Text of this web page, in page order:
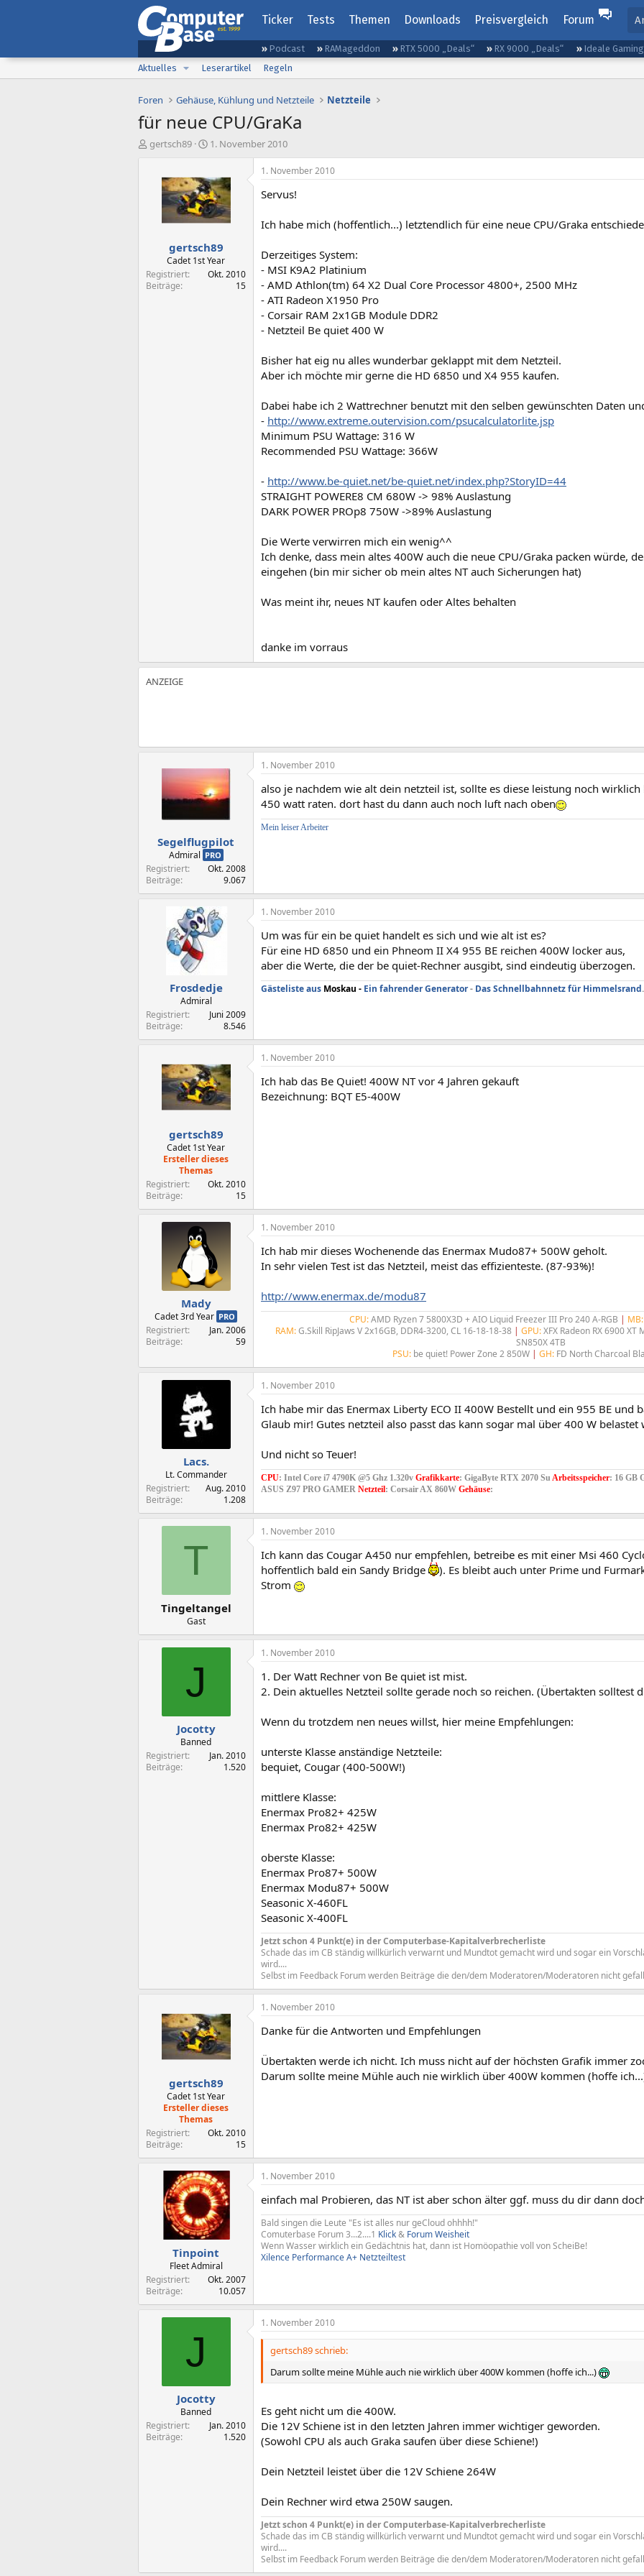
Ticker Tests Themen Downloads Preisvergleich Forum
Podcast RAMageddon RTX 5000 „Deals“ RX 9000 „Deals“ Ideale
Aktuelles
Leserartikel Regeln
Foren Gehäuse, Kühlung und Netzteile Netzteile
für neue CPU/GraKa
E
gertsch89
E
t
e
l
l
a
m
1. November 2010
gertsch89
Cadet 1st Year
Registriert
Okt. 2010
Beiträge
15
1. November 2010
Servus!
Ich habe mich (hoffentlich...) letztendlich für eine neue CPU/Graka
Derzeitiges System:
- MSI K9A2 Platinium
- AMD Athlon(tm) 64 X2 Dual Core Processor 4800+, 2500 MHz
- ATI Radeon X1950 Pro
- Corsair RAM 2x1GB Module DDR2
- Netzteil Be quiet 400 W
Bisher hat eig nu alles wunderbar geklappt mit dem Netzteil.
Aber ich möchte mir gerne die HD 6850 und X4 955 kaufen.
Dabei habe ich 2 Wattrechner benutzt mit den selben gewünschten Daten
- http://www.extreme.outervision.com/psucalculatorlite.jsp
Minimum PSU Wattage: 316 W
Recommended PSU Wattage: 366W
- http://www.be-quiet.net/be-quiet.net/index.php?StoryID=44
STRAIGHT POWERE8 CM 680W -> 98% Auslastung
DARK POWER PROp8 750W ->89% Auslastung
Die Werte verwirren mich ein wenig^^
Ich denke, dass mein altes 400W auch die neue CPU/Graka packen würde,
eingehen (bin mir sicher ob mein altes NT auch Sicherungen hat)
Was meint ihr, neues NT kaufen oder Altes behalten
danke im vorraus
Segelflugpilot
Admiral PRO
Registriert
Okt. 2008
Beiträge
9.067
1. November 2010
also je nachdem wie alt dein netzteil ist, sollte es diese leistung noch
450 watt raten. dort hast du dann auch noch luft nach oben
Mein leiser Arbeiter
Frosdedje
Admiral
Registriert
Juni 2009
Beiträge
8.546
1. November 2010
Um was für ein be quiet handelt es sich und wie alt ist es?
Für eine HD 6850 und ein Phneom II X4 955 BE reichen 400W locker aus,
aber die Werte, die der be quiet-Rechner ausgibt, sind eindeutig überzogen.
Gästeliste aus Moskau - Ein fahrender Generator- Das Schnellbahnnetz für Himmelsrand.
gertsch89
Cadet 1st Year
Ersteller dieses
Themas
Registriert
Okt. 2010
Beiträge
15
1. November 2010
Ich hab das Be Quiet! 400W NT vor 4 Jahren gekauft
Bezeichnung: BQT E5-400W
Mady
Cadet 3rd Year PRO
Registriert
Jan. 2006
Beiträge
59
1. November 2010
Ich hab mir dieses Wochenende das Enermax Mudo87+ 500W geholt.
In sehr vielen Test ist das Netzteil, meist das effizienteste. (87-93%)!
http://www.enermax.de/modu87
CPU:AMD Ryzen 7 5800X3D + AIO Liquid Freezer III Pro 240 A-RGB | MB:
RAM:G.Skill RipJaws V 2x16GB, DDR4-3200, CL 16-18-18-38 | GPU:XFX Radeon RX 6900 XT
SN850X 4TB
PSU:be quiet! Power Zone 2 850W | GH:FD North Charcoal
Lacs.
Lt. Commander
Registriert
Aug. 2010
Beiträge
1.208
1. November 2010
Ich habe mir das Enermax Liberty ECO II 400W Bestellt und ein 955 BE und
Glaub mir! Gutes netzteil also passt das kann sogar mal über 400 W belastet
Und nicht so Teuer!
CPU: Intel Core i7 4790K @5 Ghz 1.320v Grafikkarte: GigaByte RTX 2070 Su Arbeitsspeicher: 16 GB
ASUS Z97 PRO GAMER Netzteil: Corsair AX 860W Gehäuse:
T
Tingeltangel
Gast
1. November 2010
Ich kann das Cougar A450 nur empfehlen, betreibe es mit einer Msi 460
hoffentlich bald ein Sandy Bridge
). Es bleibt auch unter Prime und
Strom
J
Jocotty
Banned
Registriert
Jan. 2010
Beiträge
1.520
1. November 2010
1. Der Watt Rechner von Be quiet ist mist.
2. Dein aktuelles Netzteil sollte gerade noch so reichen. (Übertakten solltest
Wenn du trotzdem nen neues willst, hier meine Empfehlungen:
unterste Klasse anständige Netzteile:
bequiet, Cougar (400-500W!)
mittlere Klasse:
Enermax Pro82+ 425W
Enermax Pro82+ 425W
oberste Klasse:
Enermax Pro87+ 500W
Enermax Modu87+ 500W
Seasonic X-460FL
Seasonic X-400FL
Jetzt schon 4 Punkt(e) in der Computerbase-Kapitalverbrecherliste
Schade das im CB ständig willkürlich verwarnt und Mundtot gemacht wird und sogar ein
wird....
Selbst im Feedback Forum werden Beiträge die den/dem Moderatoren/Moderatoren nicht
gertsch89
Cadet 1st Year
Ersteller dieses
Themas
Registriert
Okt. 2010
Beiträge
15
1. November 2010
Danke für die Antworten und Empfehlungen
Übertakten werde ich nicht. Ich muss nicht auf der höchsten Grafik immer
Darum sollte meine Mühle auch nie wirklich über 400W kommen (hoffe
Tinpoint
Fleet Admiral
Registriert
Okt. 2007
Beiträge
10.057
1. November 2010
einfach mal Probieren, das NT ist aber schon älter ggf. muss du dir dann
Bald singen die Leute "Es ist alles nur geCloud ohhhh!"
Comuterbase Forum 3...2....1 Klick& Forum Weisheit
Wenn Wasser wirklich ein Gedächtnis hat, dann ist Homöopathie voll von ScheiBe!
Xilence Performance A+ Netzteiltest
J
Jocotty
Banned
Registriert
Jan. 2010
Beiträge
1.520
1. November 2010
gertsch89 schrieb:
Darum sollte meine Mühle auch nie wirklich über 400W kommen (hoffe ich...)
Es geht nicht um die 400W.
Die 12V Schiene ist in den letzten Jahren immer wichtiger geworden.
(Sowohl CPU als auch Graka saufen über diese Schiene!)
Dein Netzteil leistet über die 12V Schiene 264W
Dein Rechner wird etwa 250W saugen.
Jetzt schon 4 Punkt(e) in der Computerbase-Kapitalverbrecherliste
Schade das im CB ständig willkürlich verwarnt und Mundtot gemacht wird und sogar ein
wird....
Selbst im Feedback Forum werden Beiträge die den/dem Moderatoren/Moderatoren nicht